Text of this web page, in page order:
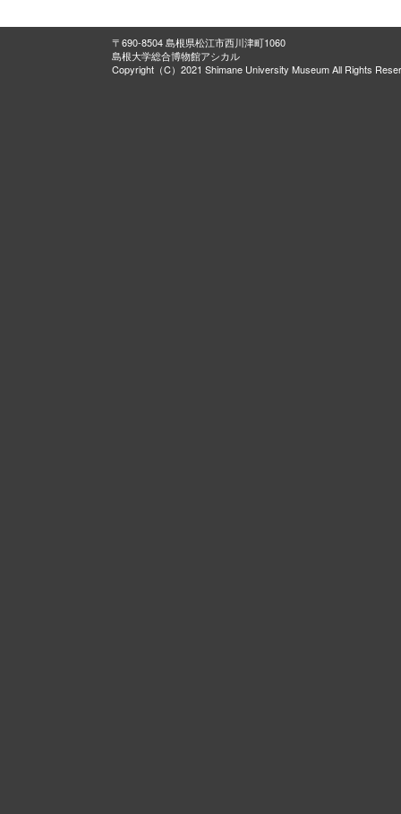
〒690-8504 島根県松江市西川津町1060
島根大学総合博物館アシカル
Copyright（C）2021 Shimane University Museum All Rights